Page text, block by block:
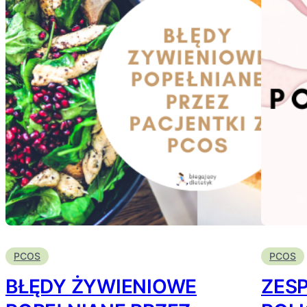
PCOS
BŁĘDY ŻYWIENIOWE
PCOS